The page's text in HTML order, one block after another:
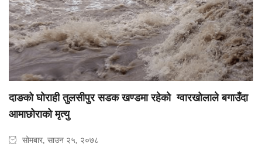
दाङको घोराही तुलसीपुर सडक खण्डमा रहेको ग्वारखोलाले बगाउँदा
आमाछोराको मृत्यु
सोमबार, साउन २५, २०७८